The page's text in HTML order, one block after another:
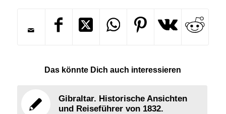
Das könnte Dich auch interessieren
Gibraltar. Historische Ansichten
und Reiseführer von 1832.